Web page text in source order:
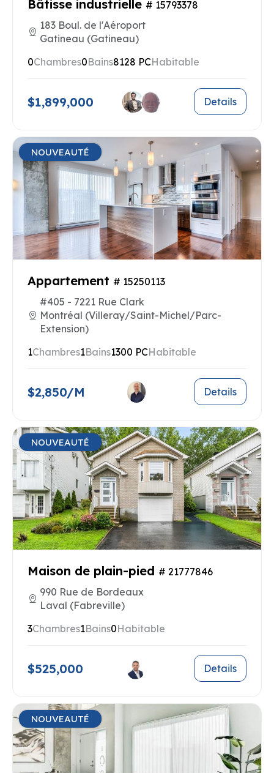
Bâtisse industrielle # 15793378
183 Boul. de l'Aéroport
Gatineau (Gatineau)
0Chambres0Bains8128 PCHabitable
$1,899,000 Details
NOUVEAUTÉ
Appartement # 15250113
#405 - 7221 Rue Clark
Montréal (Villeray/Saint-Michel/Parc-
Extension)
1Chambres1Bains1300 PCHabitable
$2,850/M Details
NOUVEAUTÉ
Maison de plain-pied # 21777846
990 Rue de Bordeaux
Laval (Fabreville)
3Chambres1Bains0Habitable
$525,000 Details
NOUVEAUTÉ